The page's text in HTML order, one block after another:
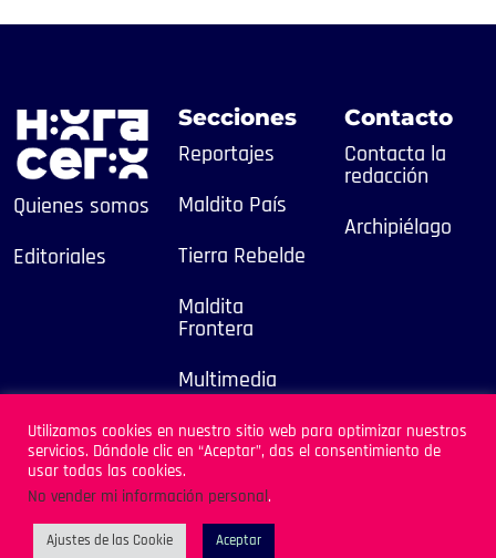
Quienes somos
Editoriales
Secciones
Reportajes
Maldito País
Tierra Rebelde
Maldita
Frontera
Multimedia
2025
Contacto
Contacta la
redacción
Archipiélago
Sitio Desarrollado por
Archipiélago
Utilizamos cookies en nuestro sitio web para optimizar nuestros
servicios. Dándole clic en “Aceptar”, das el consentimiento de
usar todas las cookies.
No vender mi información personal.
Ajustes de las Cookie Aceptar